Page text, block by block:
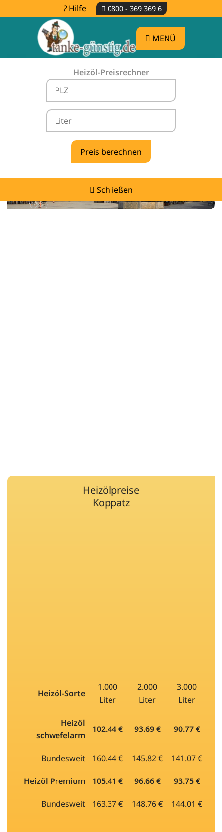
Hilfe 0800 - 369 369 6
MENÜ
Heizöl-Preisrechner
Schließen
Heizölpreise Koppatz -
vergleichen & günstig tanken
Heizölpreise
Koppatz
Heizöl-Sorte
1.000
Liter
2.000
Liter
3.000
Liter
Heizöl
schwefelarm
102.44 € 93.69 € 90.77 €
Bundesweit 160.44 € 145.82 € 141.07 €
Heizöl Premium 105.41 € 96.66 € 93.75 €
Bundesweit 163.37 € 148.76 € 144.01 €